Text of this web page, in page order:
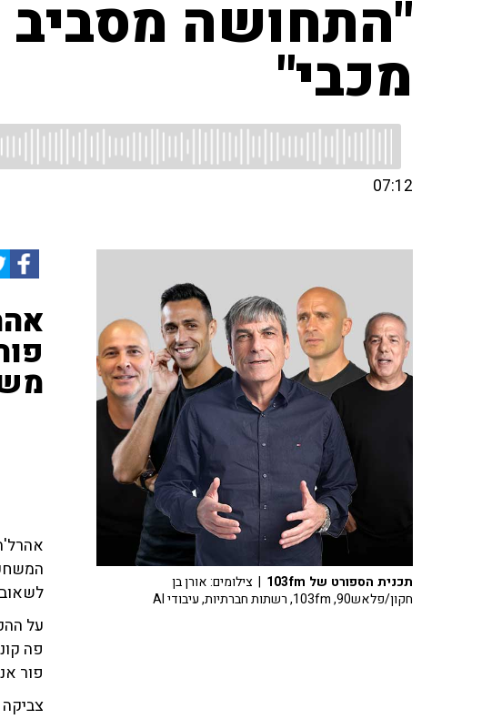
"התחושה
מכבי"
07:12
על
פה
פור
תכנית הספורט של 103fm
| צילומים: אורן בן
חקון/פלאש90, 103fm, רשתות חברתיות, עיבודי AI